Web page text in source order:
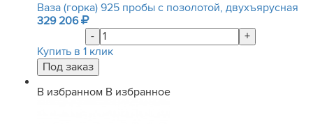
Ваза (горка) 925 пробы с позолотой, двухъярусная
329 206
-
+
Купить в 1 клик
В избранном В избранное